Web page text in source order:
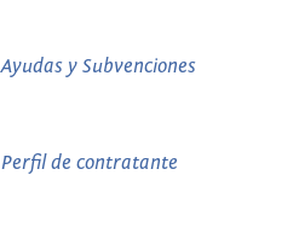
Ayudas y Subvenciones
Perfil de contratante